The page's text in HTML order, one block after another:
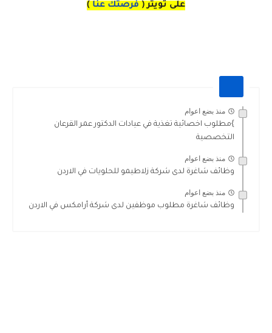
على تويتر( فرصتك عنا )
منذ بضع اعوام
}مطلوب اخصائية تغذية في عيادات الدكتور عمر القرعان
التخصصية
منذ بضع اعوام
وظائف شاغرة لدى شركة زلاطيمو للحلويات في الاردن
منذ بضع اعوام
وظائف شاغرة مطلوب موظفين لدى شركة أرامكس في الاردن